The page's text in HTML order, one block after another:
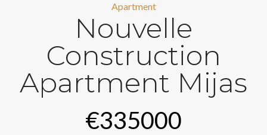
Apartment
Nouvelle
Construction
Apartment Mijas
€335000